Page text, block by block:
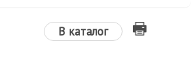
В каталог